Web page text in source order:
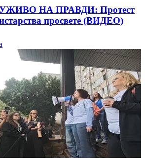
НА ПРАВДИ: Протест
просвете (ВИДЕО)